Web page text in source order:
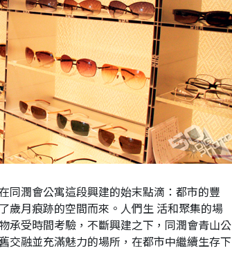
同潤會公寓這段興建的始末點滴：都市的豐
歲月痕跡的空間而來。人們生 活和聚集的場
承受時間考驗，不斷興建之下，同潤會青山公
交融並充滿魅力的場所，在都市中繼續生存下